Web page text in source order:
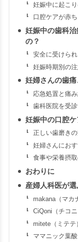
妊娠中に起こ
口腔ケアが赤
妊娠中の歯科
の？
安全に受けら
妊娠時期別の
妊婦さんの歯
応急処置と痛
歯科医院を受
妊娠中の口腔ケ
正しい歯磨き
妊婦さんにお
食事や栄養摂
おわりに
産婦人科医が
makana（マカ
CiQoni（チコニ
mitete（ミテテ
ママニック葉